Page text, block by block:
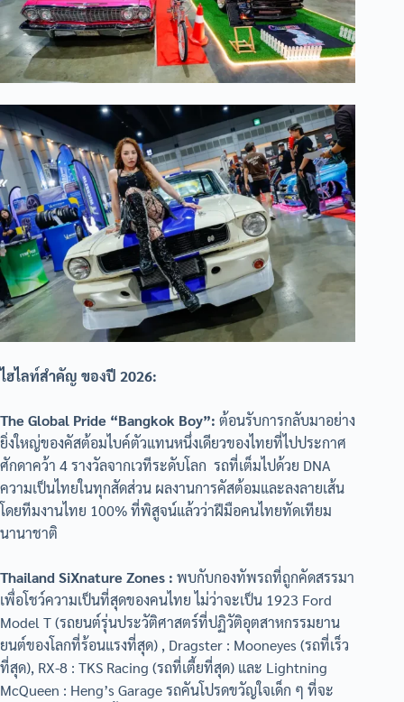
ไฮไลท์สำคัญ ของปี 2026:
The Global Pride “Bangkok Boy”: ต้อนรับการกลับมาอย่าง
ยิ่งใหญ่ของคัสต้อมไบค์ตัวแทนหนึ่งเดียวของไทยที่ไปประกาศ
ศักดาคว้า 4 รางวัลจากเวทีระดับโลก รถที่เต็มไปด้วย DNA
ความเป็นไทยในทุกสัดส่วน ผลงานการคัสต้อมและลงลายเส้น
โดยทีมงานไทย 100% ที่พิสูจน์แล้วว่าฝีมือคนไทยทัดเทียม
นานาชาติ
Thailand SiXnature Zones : พบกับกองทัพรถที่ถูกคัดสรรมา
เพื่อโชว์ความเป็นที่สุดของคนไทย ไม่ว่าจะเป็น 1923 Ford
Model T (รถยนต์รุ่นประวัติศาสตร์ที่ปฏิวัติอุตสาหกรรมยาน
ยนต์ของโลกที่ร้อนแรงที่สุด) , Dragster : Mooneyes (รถที่เร็ว
ที่สุด), RX-8 : TKS Racing (รถที่เตี้ยที่สุด) และ Lightning
McQueen : Heng’s Garage รถคันโปรดขวัญใจเด็ก ๆ ที่จะ